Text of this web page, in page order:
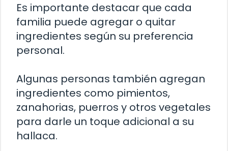
Es importante destacar que cada
familia puede agregar o quitar
ingredientes según su preferencia
personal.
Algunas personas también agregan
ingredientes como pimientos,
zanahorias, puerros y otros vegetales
para darle un toque adicional a su
hallaca.